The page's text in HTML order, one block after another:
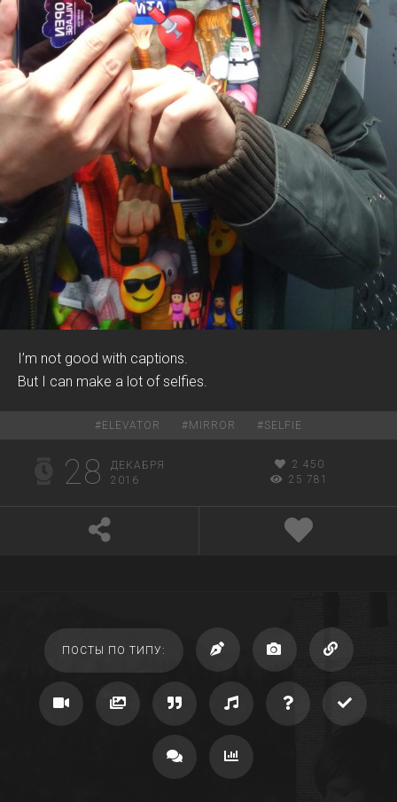
I’m not good with captions.
But I can make a lot of selfies.
# ELEVATOR # MIRROR #SELFIE
28
ДЕКАБРЯ
2016
2 450
25 781
ПОСТЫ ПО ТИПУ: